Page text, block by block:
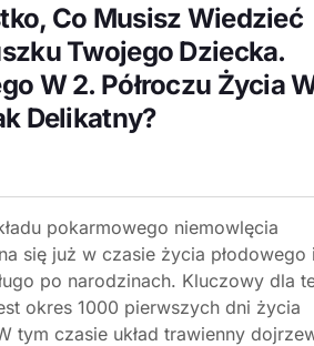
Co Musisz Wiedzieć
Twojego Dziecka.
W 2. Półroczu Życia
Delikatny?
pokarmowego niemowlęcia
się już w czasie życia płodowego
po narodzinach. Kluczowy dla
okres 1000 pierwszych dni życia
tym czasie układ trawienny